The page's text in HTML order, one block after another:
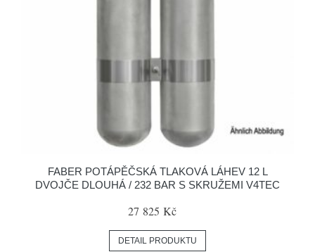
FABER POTÁPĚČSKÁ TLAKOVÁ LÁHEV 12 L
DVOJČE DLOUHÁ / 232 BAR S SKRUŽEMI V4TEC
27 825 Kč
DETAIL PRODUKTU